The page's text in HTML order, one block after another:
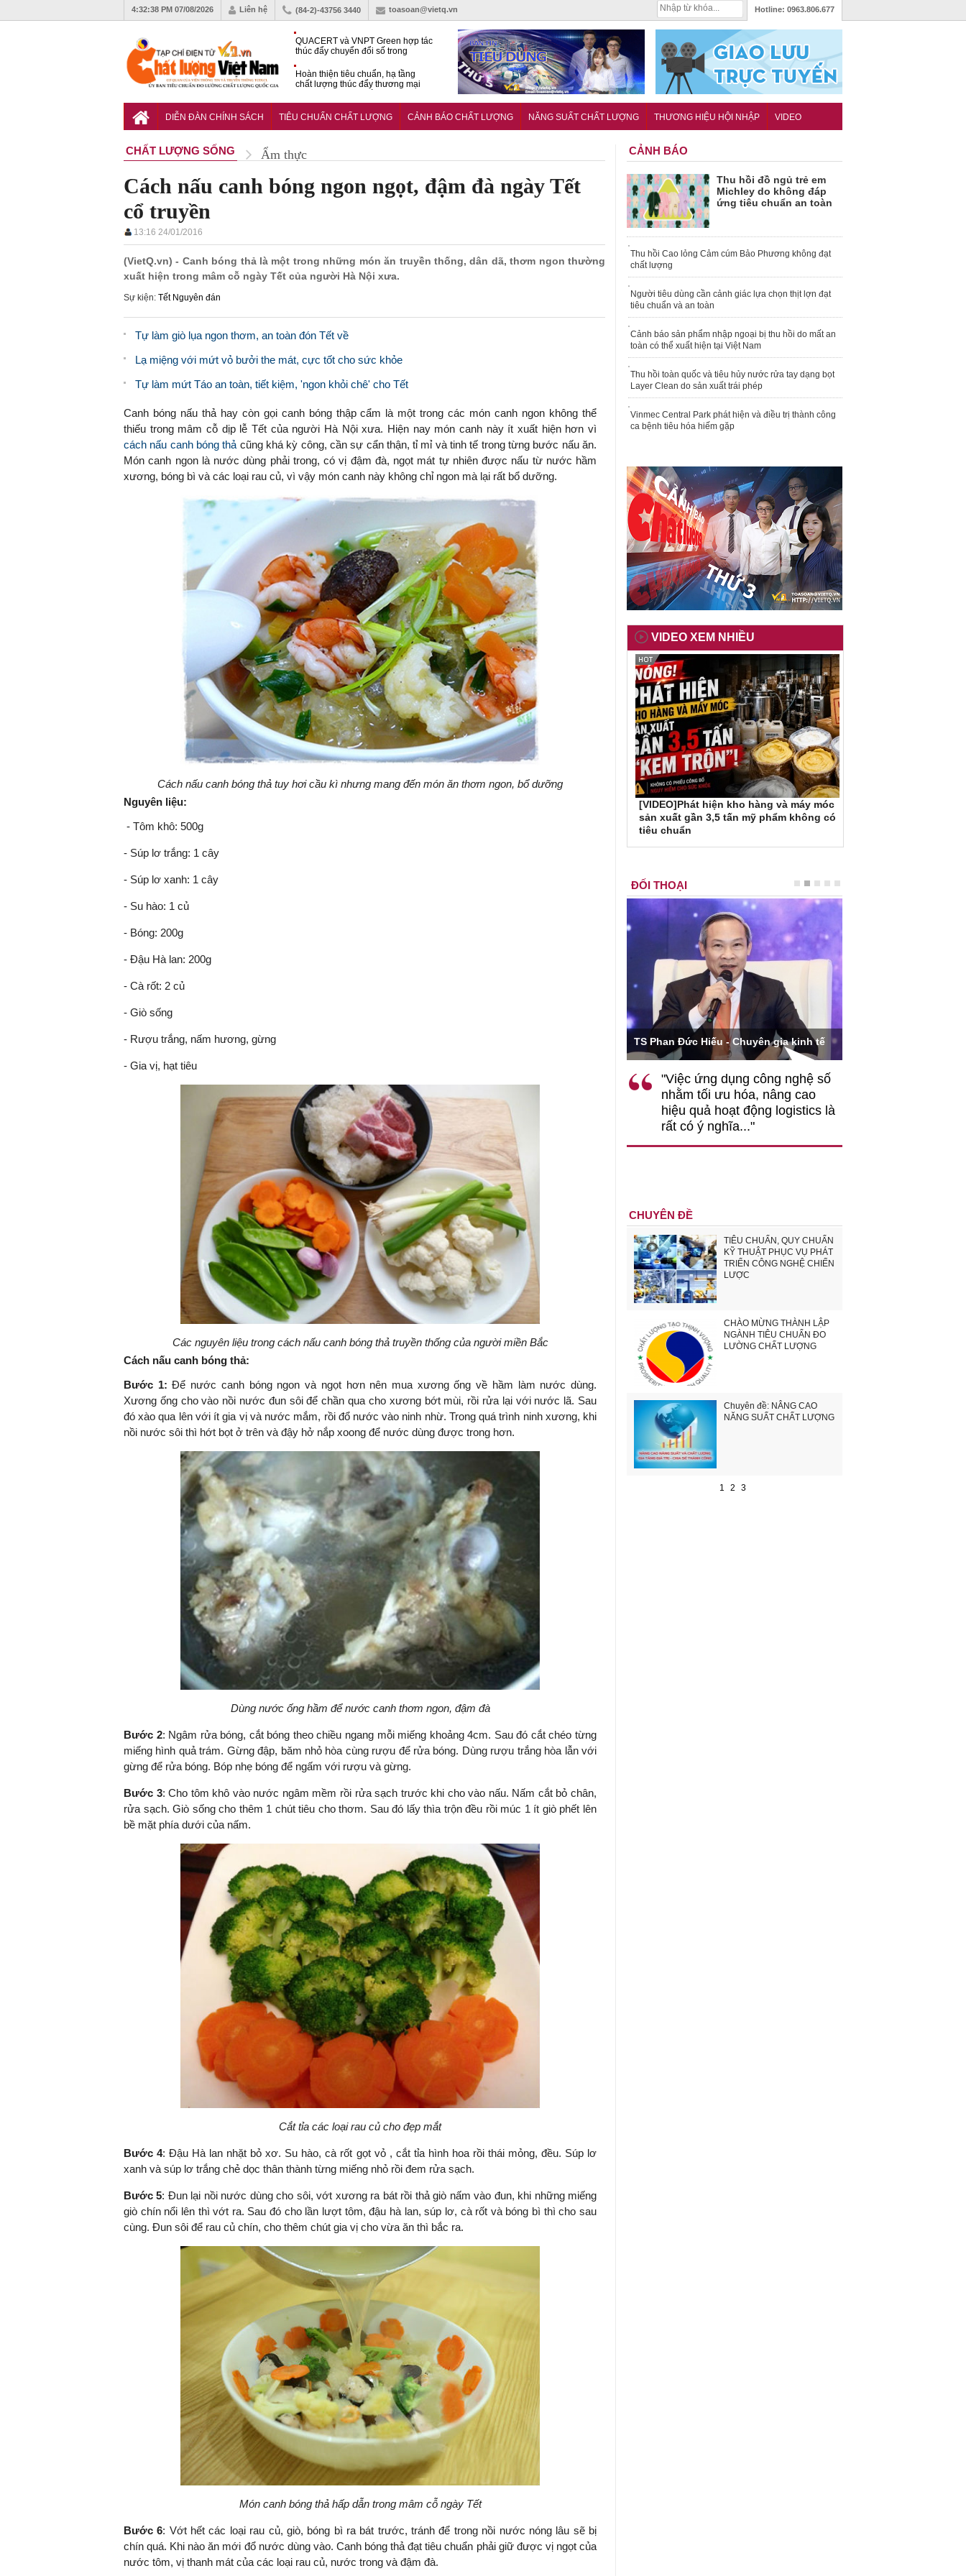
4:32:39 PM 07/08/2026 Liên hệ (84-2)-43756 3440 toasoan@vietq.vn Hotline: 0963.806.677
QUACERT và VNPT Green hợp tác
thúc đẩy chuyển đổi số trong
Hoàn thiện tiêu chuẩn, hạ tầng
chất lượng thúc đẩy thương mại
nghiền di động
DIỄN ĐÀN CHÍNH SÁCH TIÊU CHUẨN CHẤT LƯỢNG CẢNH BÁO CHẤT LƯỢNG NĂNG SUẤT CHẤT LƯỢNG THƯƠNG HIỆU HỘI NHẬP VIDEO
CHẤT LƯỢNG SỐNG Ẩm thực
Cách nấu canh bóng ngon ngọt, đậm đà ngày Tết
cổ truyền
13:16 24/01/2016
(VietQ.vn) - Canh bóng thả là một trong những món ăn truyền thống, dân dã, thơm ngon thường
xuất hiện trong mâm cỗ ngày Tết của người Hà Nội xưa.
Sự kiện: Tết Nguyên đán
Tự làm giò lụa ngon thơm, an toàn đón Tết về
Lạ miệng với mứt vỏ bưởi the mát, cực tốt cho sức khỏe
Tự làm mứt Táo an toàn, tiết kiệm, 'ngon khỏi chê' cho Tết
Canh bóng nấu thả hay còn gọi canh bóng thập cẩm là một trong các món canh ngon không thể
thiếu trong mâm cỗ dịp lễ Tết của người Hà Nội xưa. Hiện nay món canh này ít xuất hiện hơn vì
cách nấu canh bóng thả cũng khá kỳ công, cần sự cẩn thận, tỉ mỉ và tinh tế trong từng bước nấu ăn.
Món canh ngon là nước dùng phải trong, có vị đậm đà, ngọt mát tự nhiên được nấu từ nước hầm
xương, bóng bì và các loại rau củ, vì vậy món canh này không chỉ ngon mà lại rất bổ dưỡng.
Cách nấu canh bóng thả tuy hơi cầu kì nhưng mang đến món ăn thơm ngon, bổ dưỡng
Nguyên liệu:
- Tôm khô: 500g
- Súp lơ trắng: 1 cây
- Súp lơ xanh: 1 cây
- Su hào: 1 củ
- Bóng: 200g
- Đậu Hà lan: 200g
- Cà rốt: 2 củ
- Giò sống
- Rượu trắng, nấm hương, gừng
- Gia vị, hạt tiêu
Các nguyên liệu trong cách nấu canh bóng thả truyền thống của người miền Bắc
Cách nấu canh bóng thả:
Bước 1: Để nước canh bóng ngon và ngọt hơn nên mua xương ống về hầm làm nước dùng.
Xương ống cho vào nồi nước đun sôi để chần qua cho xương bớt mùi, rồi rửa lại với nước lã. Sau
đó xào qua lên với ít gia vị và nước mắm, rồi đổ nước vào ninh nhừ. Trong quá trình ninh xương, khi
nồi nước sôi thì hớt bọt ở trên và đậy hở nắp xoong để nước dùng được trong hơn.
Dùng nước ống hầm để nước canh thơm ngon, đậm đà
Bước 2: Ngâm rửa bóng, cắt bóng theo chiều ngang mỗi miếng khoảng 4cm. Sau đó cắt chéo từng
miếng hình quả trám. Gừng đập, băm nhỏ hòa cùng rượu để rửa bóng. Dùng rượu trắng hòa lẫn với
gừng để rửa bóng. Bóp nhẹ bóng để ngấm với rượu và gừng.
Bước 3: Cho tôm khô vào nước ngâm mềm rồi rửa sạch trước khi cho vào nấu. Nấm cắt bỏ chân,
rửa sạch.Giò sống cho thêm 1 chút tiêu cho thơm. Sau đó lấy thìa trộn đều rồi múc 1 ít giò phết lên
bề mặt phía dưới của nấm.
Cắt tỉa các loại rau củ cho đẹp mắt
Bước 4: Đậu Hà lan nhặt bỏ xơ. Su hào,cà rốt gọt vỏ , cắt tỉa hình hoa rồi thái mỏng, đều. Súp lơ
xanh và súp lơ trắng chẻ dọc thân thành từng miếng nhỏ rồi đem rửa sạch.
Bước 5: Đun lại nồi nước dùng cho sôi, vớt xương ra bát rồi thả giò nấm vào đun, khi những miếng
giò chín nổi lên thì vớt ra. Sau đó cho lần lượt tôm, đậu hà lan, súp lơ, cà rốt và bóng bì thì cho sau
cùng. Đun sôi để rau củ chín, cho thêm chút gia vị cho vừa ăn thì bắc ra.
Món canh bóng thả hấp dẫn trong mâm cỗ ngày Tết
Bước 6: Vớt hết các loại rau củ, giò, bóng bì ra bát trước, tránh để trong nồi nước nóng lâu sẽ bị
chín quá. Khi nào ăn mới đổ nước dùng vào. Canh bóng thả đạt tiêu chuẩn phải giữ được vị ngọt của
nước tôm, vị thanh mát của các loại rau củ, nước trong và đậm đà.
CẢNH BÁO
Thu hồi đồ ngủ trẻ em
Michley do không đáp
ứng tiêu chuẩn an toàn
Thu hồi Cao lỏng Cảm cúm Bảo Phương không đạt
chất lượng
Người tiêu dùng cần cảnh giác lựa chọn thịt lợn đạt
tiêu chuẩn và an toàn
Cảnh báo sản phẩm nhập ngoại bị thu hồi do mất an
toàn có thể xuất hiện tại Việt Nam
Thu hồi toàn quốc và tiêu hủy nước rửa tay dạng bọt
Layer Clean do sản xuất trái phép
Vinmec Central Park phát hiện và điều trị thành công
ca bệnh tiêu hóa hiếm gặp
VIDEO XEM NHIỀU
[VIDEO]Phát hiện kho hàng và máy móc
sản xuất gần 3,5 tấn mỹ phẩm không có
tiêu chuẩn
ĐỐI THOẠI
Viện Kinh tế Tài chính
ngay từ bây giờ và trên thực tế
đang được tiến hành như tăng
đầu tư cho khoa học công
nghệ; ban hành các cơ chế
khuyến khích đổi mới sáng tạo,
khởi nghiệp..."
sách tài khóa không chỉ mang ý
nghĩa hỗ trợ ngắn hạn mà còn
đóng vai trò tạo nền tảng cho
tăng trưởng bền vững dài hạn.
TS Phan Đức Hiếu - Chuyên gia kinh tế
"Việc ứng dụng công nghệ số
nhằm tối ưu hóa, nâng cao
hiệu quả hoạt động logistics là
rất có ý nghĩa..."
CHUYÊN ĐỀ
TIÊU CHUẨN, QUY CHUẨN
KỸ THUẬT PHỤC VỤ PHÁT
TRIỂN CÔNG NGHỆ CHIẾN
LƯỢC
CHÀO MỪNG THÀNH LẬP
NGÀNH TIÊU CHUẨN ĐO
LƯỜNG CHẤT LƯỢNG
Chuyên đề: NÂNG CAO
NĂNG SUẤT CHẤT LƯỢNG
1 2 3